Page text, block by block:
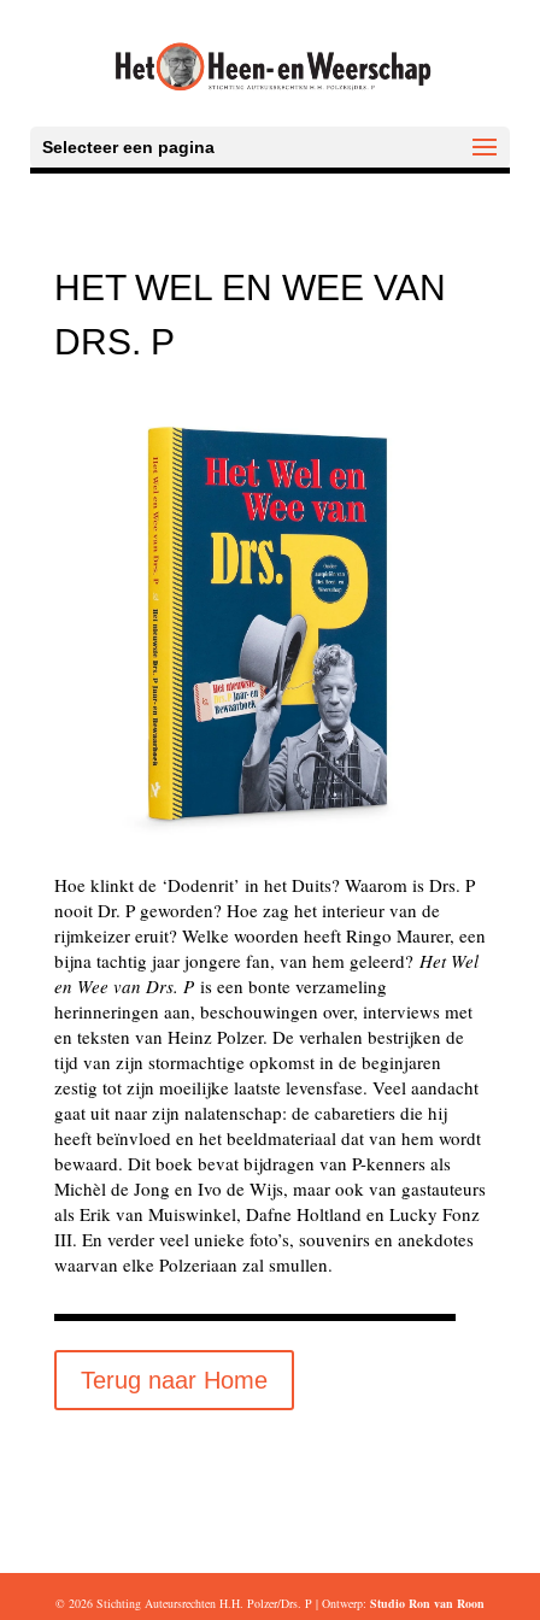
Selecteer een pagina
HET WEL EN WEE VAN
DRS. P
Hoe klinkt de ‘Dodenrit’ in het Duits? Waarom is Drs. P
nooit Dr. P geworden? Hoe zag het interieur van de
rijmkeizer eruit? Welke woorden heeft Ringo Maurer, een
bijna tachtig jaar jongere fan, van hem geleerd? Het Wel
en Wee van Drs. Pis een bonte verzameling
herinneringen aan, beschouwingen over, interviews met
en teksten van Heinz Polzer. De verhalen bestrijken de
tijd van zijn stormachtige opkomst in de beginjaren
zestig tot zijn moeilijke laatste levensfase. Veel aandacht
gaat uit naar zijn nalatenschap: de cabaretiers die hij
heeft beïnvloed en het beeldmateriaal dat van hem wordt
bewaard. Dit boek bevat bijdragen van P-kenners als
Michèl de Jong en Ivo de Wijs, maar ook van gastauteurs
als Erik van Muiswinkel, Dafne Holtland en Lucky Fonz
III. En verder veel unieke foto’s, souvenirs en anekdotes
waarvan elke Polzeriaan zal smullen.
Terug naar Home
© 2026 Stichting Auteursrechten H.H. Polzer/Drs. P | Ontwerp: Studio Ron van Roon